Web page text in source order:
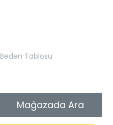
Beden Tablosu
Mağazada Ara